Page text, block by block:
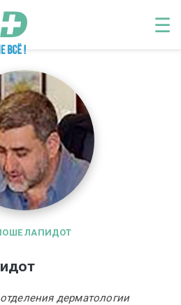
☰
ЛАПИДОТ
дерматологии